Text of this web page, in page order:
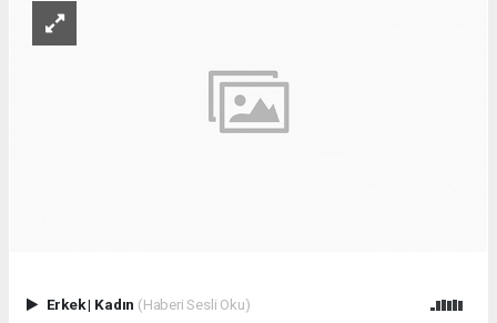
Erkek| Kadın (Haberi Sesli Oku)